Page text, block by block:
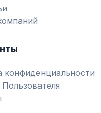
конфиденциальности